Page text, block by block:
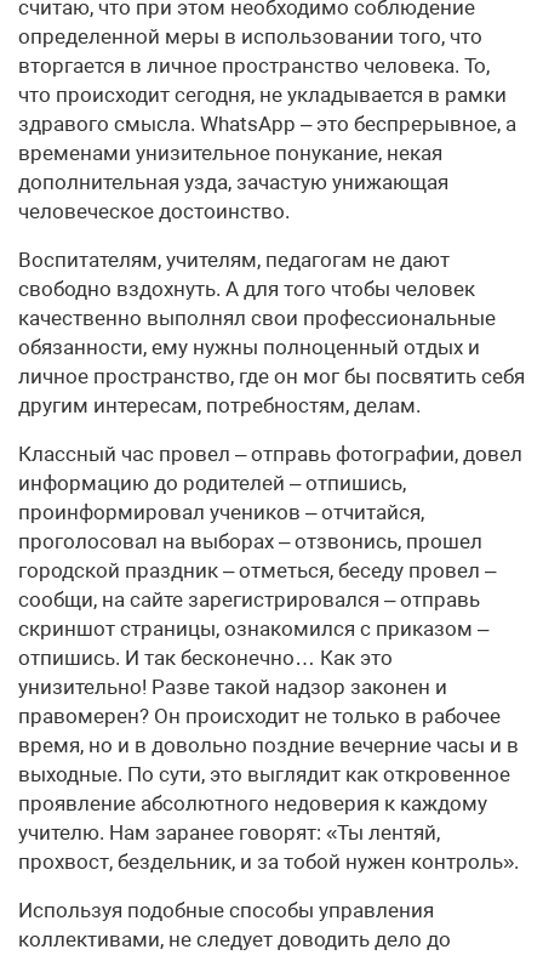
считаю, что при этом необходимо соблюдение
определенной меры в использовании того, что
вторгается в личное пространство человека. То,
что происходит сегодня, не укладывается в рамки
здравого смысла. WhatsApp – это беспрерывное, а
временами унизительное понукание, некая
дополнительная узда, зачастую унижающая
человеческое достоинство.
Воспитателям, учителям, педагогам не дают
свободно вздохнуть. А для того чтобы человек
качественно выполнял свои профессиональные
обязанности, ему нужны полноценный отдых и
личное пространство, где он мог бы посвятить себя
другим интересам, потребностям, делам.
Классный час провел – отправь фотографии, довел
информацию до родителей – отпишись,
проинформировал учеников – отчитайся,
проголосовал на выборах – отзвонись, прошел
городской праздник – отметься, беседу провел –
сообщи, на сайте зарегистрировался – отправь
скриншот страницы, ознакомился с приказом –
отпишись. И так бесконечно… Как это
унизительно! Разве такой надзор законен и
правомерен? Он происходит не только в рабочее
время, но и в довольно поздние вечерние часы и в
выходные. По сути, это выглядит как откровенное
проявление абсолютного недоверия к каждому
учителю. Нам заранее говорят: «Ты лентяй,
прохвост, бездельник, и за тобой нужен контроль».
Используя подобные способы управления
коллективами, не следует доводить дело до